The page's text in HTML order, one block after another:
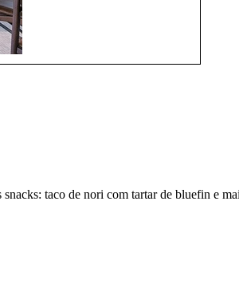
taco de nori com tartar de bluefin e